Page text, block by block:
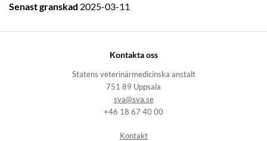
Senast granskad 2025-03-11
Kontakta oss
Statens veterinärmedicinska anstalt
751 89 Uppsala
sva@sva.se
+46 18 67 40 00
Kontakt